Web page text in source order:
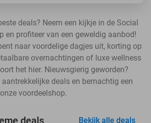
deals? Neem een kijkje in de Social
en profiteer van een geweldig aanbod!
naar voordelige dagjes uit, korting op
overnachtingen of luxe wellness
het hier. Nieuwsgierig geworden?
deals en bemachtig een
voordeelshop.
deals Bekijk alle deals